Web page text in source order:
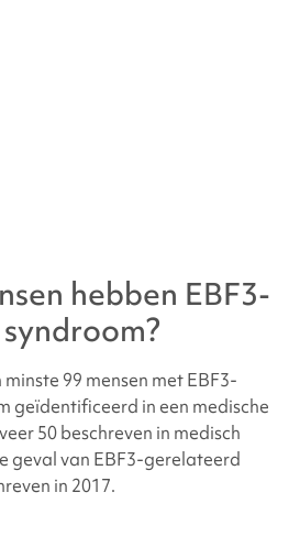
hebben EBF3-
?
99 mensen metEBF3-
geïdentificeerd in een medische
50 beschreven in medisch
geval van EBF3-gerelateerd
in 2017.